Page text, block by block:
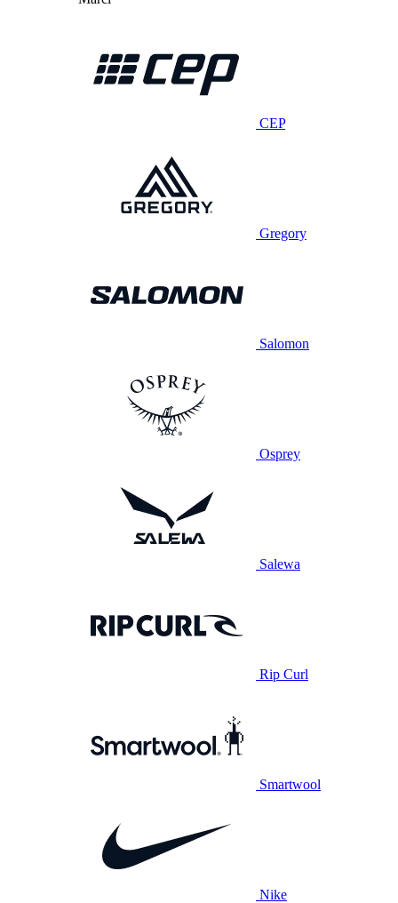
CEP
Gregory
Salomon
Osprey
Salewa
Rip Curl
Smartwool
Nike